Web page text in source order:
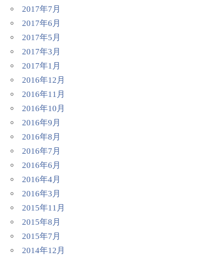
2017年7月
2017年6月
2017年5月
2017年3月
2017年1月
2016年12月
2016年11月
2016年10月
2016年9月
2016年8月
2016年7月
2016年6月
2016年4月
2016年3月
2015年11月
2015年8月
2015年7月
2014年12月